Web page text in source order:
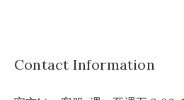
Contact Information